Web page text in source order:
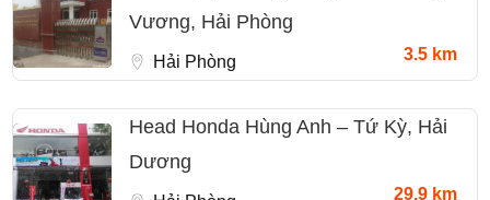
Vương, Hải Phòng
Hải Phòng 3.5 km
Head Honda Hùng Anh – Tứ Kỳ, Hải
Dương
29.9 km